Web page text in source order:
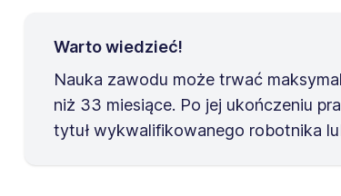
Warto wiedzieć!
Nauka zawodu może trwać
niż 33 miesiące. Po jej ukończeniu
tytuł wykwalifikowanego robotnika